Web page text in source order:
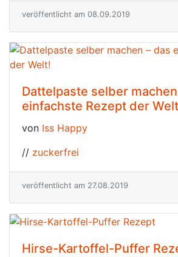
veröffentlicht am 08.09.2019
Dattelpaste selber
einfachste Rezept der
von Iss Happy
// zuckerfrei
veröffentlicht am 27.08.2019
Hirse-Kartoffel-Puffer